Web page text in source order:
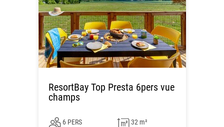
ResortBay Top Presta 6pers vue
champs
6 PERS 32 m²